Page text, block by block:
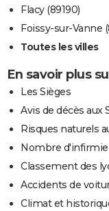
Flacy (89190)
Foissy-sur-Vanne
Toutes les villes
En savoir plus
Les Sièges
Avis de décès aux
Risques naturels
Nombre
Classement des
Accidents de
Climat et